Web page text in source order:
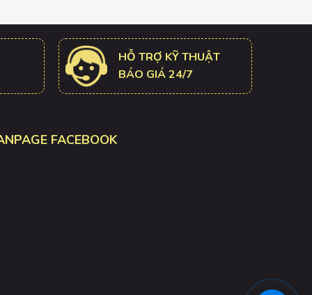
HỖ TRỢ KỸ THUẬT
BÁO GIÁ 24/7
FACEBOOK